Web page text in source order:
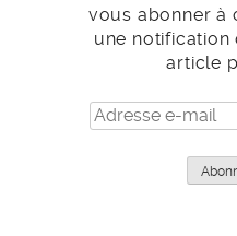
vous abonner à
une
article
Adresse
e-